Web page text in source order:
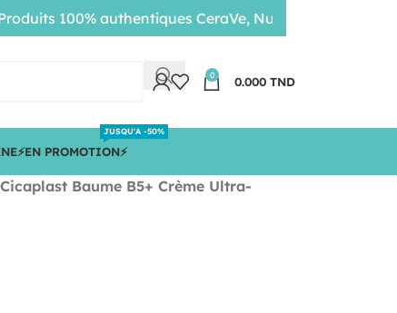
0 0.000 TND
⚡️EN PROMOTION⚡️
JUSQU'A -50%
Baume B5+ Crème Ultra-
100% authentiques CeraVe, Nuxe, Bioderma •